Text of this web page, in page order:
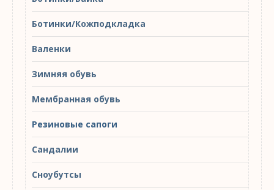
Ботинки/Кожподкладка
Валенки
Зимняя обувь
Мембранная обувь
Резиновые сапоги
Сандалии
Сноубутсы